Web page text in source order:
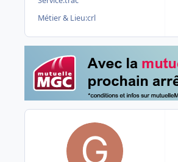
Métier & Lieu:crl